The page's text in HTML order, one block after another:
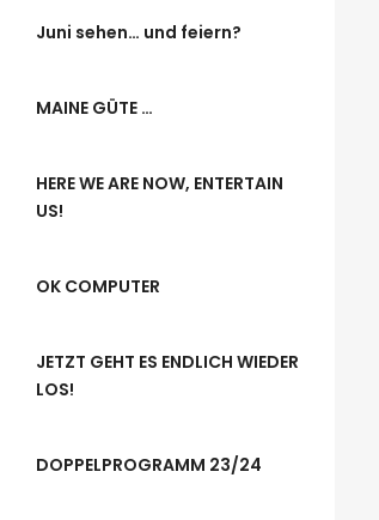
Juni sehen… und feiern?
MAINE GÜTE …
HERE WE ARE NOW, ENTERTAIN
US!
OK COMPUTER
JETZT GEHT ES ENDLICH WIEDER
LOS!
DOPPELPROGRAMM 23/24